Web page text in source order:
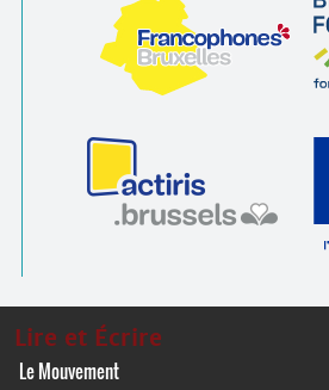
Lire et Écrire
Le Mouvement